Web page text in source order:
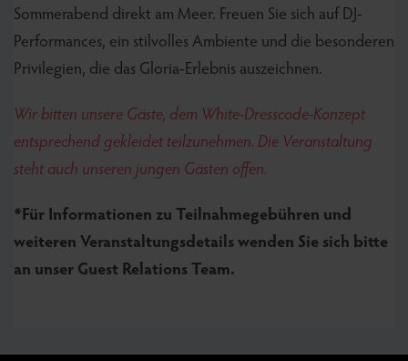
Sommerabend direkt am Meer. Freuen Sie sich auf DJ-
Performances, ein stilvolles Ambiente und die besonderen
Privilegien, die das Gloria-Erlebnis auszeichnen.
Wir bitten unsere Gäste, dem White-Dresscode-Konzept
entsprechend gekleidet teilzunehmen. Die Veranstaltung
steht auch unseren jungen Gästen offen.
*Für Informationen zu Teilnahmegebühren und
weiteren Veranstaltungsdetails wenden Sie sich bitte
an unser Guest Relations Team.